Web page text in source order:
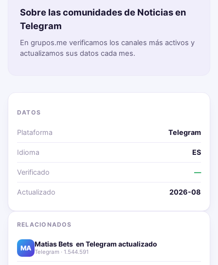
Sobre las comunidades de Noticias en
Telegram
En grupos.me verificamos los canales más activos y
actualizamos sus datos cada mes.
DATOS
Plataforma Telegram
Idioma ES
Verificado —
Actualizado 2026-08
RELACIONADOS
MA Matias Bets ‍ en Telegram actualizado📱🔥
Telegram · 1.544.591